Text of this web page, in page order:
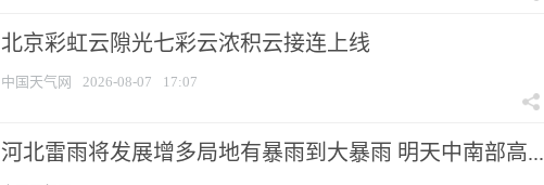
北京彩虹云隙光七彩云浓积云接连上线
中国天气网 2026-08-07 17:07
河北雷雨将发展增多局地有暴雨到大暴雨 明天中南部高...